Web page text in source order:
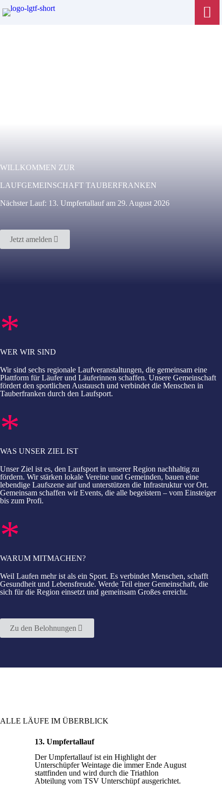
WILLKOMMEN ZUR
LAUFGEMEINSCHAFT TAUBERFRANKEN
Nächster Lauf: 13. Umpfertallauf am 29. August 2026
Jetzt amelden
*
WER WIR SIND
Wir sind sechs regionale Laufveranstaltungen, die gemeinsam eine
Plattform für Läufer und Läuferinnen schaffen. Unsere Gemeinschaft
fördert den sportlichen Austausch und verbindet die Menschen in
Tauberfranken durch den Laufsport.
*
WAS UNSER ZIEL IST
Unser Ziel ist es, den Laufsport in unserer Region nachhaltig zu
fördern. Wir stärken lokale Vereine und Gemeinden, bauen eine
lebendige Laufszene auf und unterstützen die Infrastruktur vor Ort.
Gemeinsam schaffen wir Events, die alle begeistern – vom Einsteiger
bis zum Profi.
*
WARUM MITMACHEN?
Weil Laufen mehr ist als ein Sport. Es verbindet Menschen, schafft
Gesundheit und Lebensfreude. Werde Teil einer Gemeinschaft, die
sich für die Region einsetzt und gemeinsam Großes erreicht.
Zu den Belohnungen
ALLE LÄUFE IM ÜBERBLICK
29. August 2026
13. Umpfertallauf
Der Umpfertallauf ist ein Highlight der
Unterschüpfer Weintage die immer Ende August
stattfinden und wird durch die Triathlon
Abteilung vom TSV Unterschüpf ausgerichtet.